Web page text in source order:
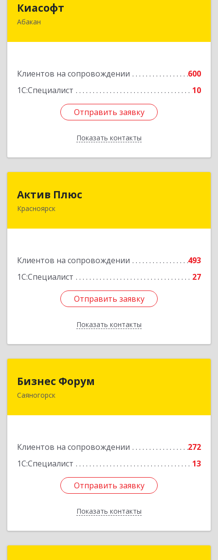
Киасофт
Абакан
Клиентов на сопровождении
600
1С:Специалист
10
Отправить заявку
Показать контакты
655017, Хакасия Респ, Абакан г, Ивана Ярыгина
Отправить заявку
Назад
Актив Плюс
Красноярск
Клиентов на сопровождении
493
1С:Специалист
27
Отправить заявку
Показать контакты
660017, Красноярский край, Красноярск г,
Отправить заявку
Назад
Бизнес Форум
Саяногорск
Клиентов на сопровождении
272
1С:Специалист
13
Отправить заявку
Показать контакты
655603, Хакасия Респ, Саяногорск г, Советский
Отправить заявку
Назад